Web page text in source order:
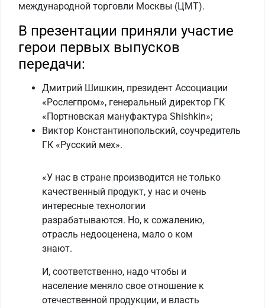
международной торговли Москвы (ЦМТ).
В презентации приняли участие
герои первых выпусков
передачи:
Дмитрий Шишкин, президент Ассоциации
«Рослегпром», генеральный директор ГК
«Портновская мануфактура Shishkin»;
Виктор Константинопольский, соучредитель
ГК «Русский мех».
«У нас в стране производится не только
качественный продукт, у нас и очень
интересные технологии
разрабатываются. Но, к сожалению,
отрасль недооценена, мало о ком
знают.
И, соответственно, надо чтобы и
население меняло свое отношение к
отечественной продукции, и власть